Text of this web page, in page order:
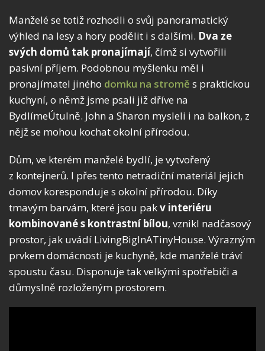
Manželé se totiž rozhodli o svůj panoramatický
výhled na lesy a hory podělit i s dalšími. Dva ze
svých domů tak pronajímají, čímž si vytvořili
pasivní příjem. Podobnou myšlenku měl i
pronajímatel jiného domku na stromě s praktickou
kuchyní, o němž jsme psali již dříve na
BydlímeÚtulně. John a Sharon mysleli i na balkon, z
nějž se mohou kochat okolní přírodou.
Dům, ve kterém manželé bydlí, je vytvořený
z kontejnerů. I přes tento netradiční materiál jejich
domov koresponduje s okolní přírodou. Díky
tmavým barvám, které jsou pakv interiéru
kombinované s kontrastní bílou, vznikl nadčasový
prostor, jak uvádí LivingBigInATinyHouse. Výrazným
prvkem domácnosti je kuchyně, kde manželé tráví
spoustu času. Disponuje tak velkými spotřebiči a
důmyslně rozloženým prostorem.